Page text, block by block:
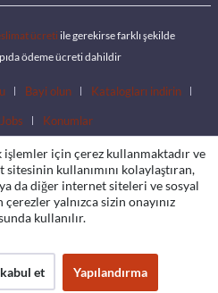
ücreti ile gerekirse farklı şekilde
ödeme ücreti dahildir
Bayi olun Katalogları indirin
Jobs Konumlar
için çerez kullanmaktadır ve
kullanımını kolaylaştıran,
da diğer internet siteleri ve sosyal
yalnızca sizin onayınız
kullanılır.
et Yapılandırma